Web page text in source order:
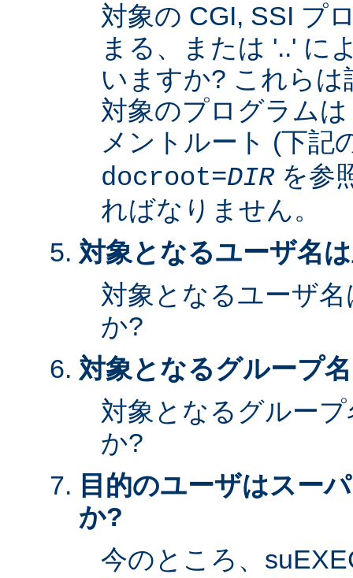
対象の CGI, SSI プ
まる、または '..' に
いますか? これら
対象のプログラム
メントルート (下記
docroot=DIRを参
ればなりません。
対象となるユーザ名
対象となるユーザ
か?
対象となるグループ
対象となるグルー
か?
目的のユーザはスー
か?
今のところ、